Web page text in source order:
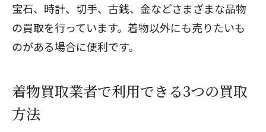
宝石、時計、切手、古銭、金などさまざまな品物
の買取を行っています。着物以外にも売りたいも
のがある場合に便利です。
着物買取業者で利用できる3つの買取
方法